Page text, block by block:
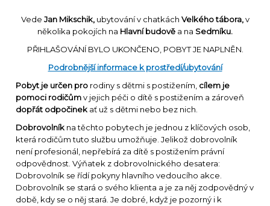
Vede Jan Mikschik, ubytování v chatkách Velkého tábora,v
několika pokojích na Hlavní budově a na Sedmíku.
PŘIHLAŠOVÁNÍ BYLO UKONČENO, POBYT JE NAPLNĚN.
Podrobnější informace k prostředí/ubytování
Pobyt je určen pro rodiny s dětmi s postižením, cílem je
pomoci rodičůmv jejich péči o dítě s postižením a zároveň
dopřát odpočinek ať už s dětmi nebo bez nich.
Dobrovolník na těchto pobytech je jednou z klíčových osob,
která rodičům tuto službu umožňuje. Jelikož dobrovolník
není profesionál, nepřebírá za dítě s postižením právní
odpovědnost. Výňatek z dobrovolnického desatera:
Dobrovolník se řídí pokyny hlavního vedoucího akce.
Dobrovolník se stará o svého klienta a je za něj zodpovědný v
době, kdy se o něj stará. Je dobré, když je pozorný i k